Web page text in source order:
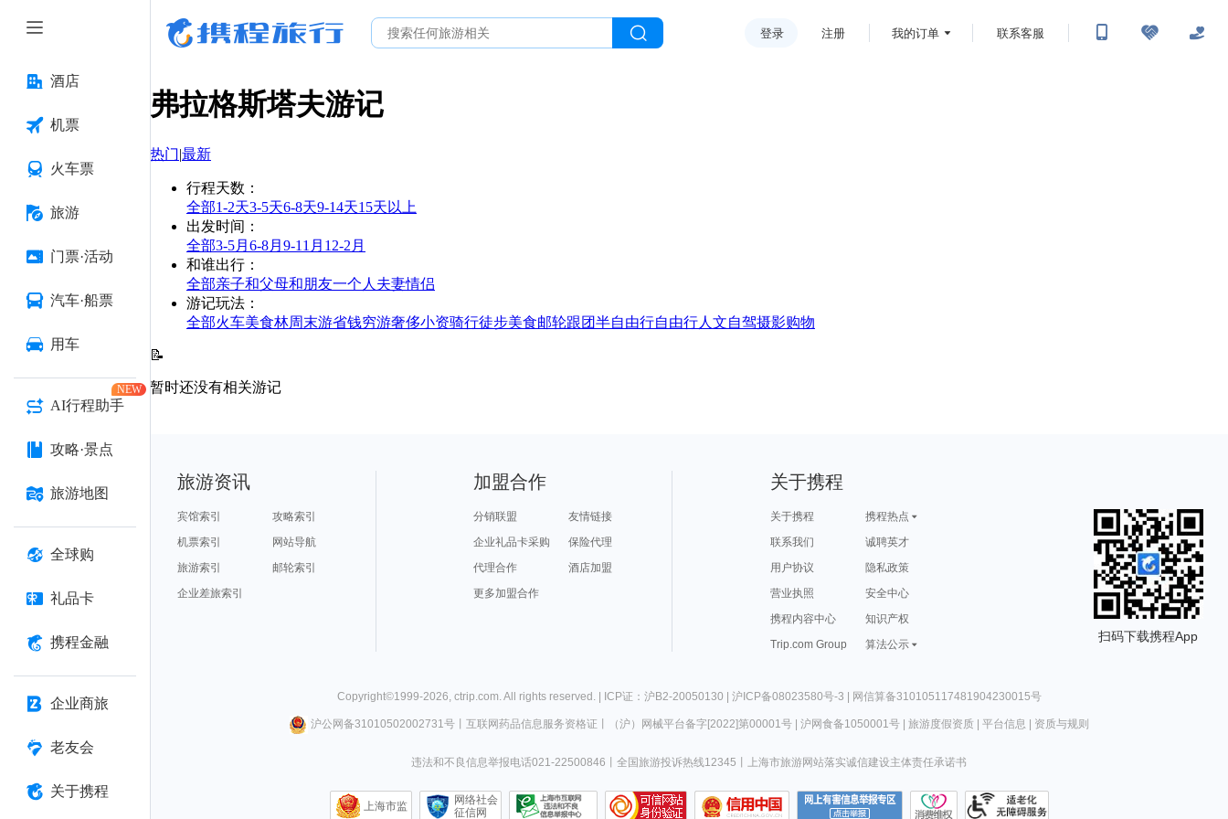
酒店
机票
火车票
旅游
门票·活动
汽车·船票
用车
AI行程助手
NEW
攻略·景点
旅游地图
全球购
礼品卡
携程金融
企业商旅
老友会
关于携程
登录 注册 我的订单 联系客服
弗拉格斯塔夫游记
热门|最新
行程天数 ：
全部1-2天3-5天6-8天9-14天15天以上
出发时间 ：
全部3-5月 6-8月 9-11月 12-2月
和谁出行 ：
全部亲子和父母和朋友一个人 夫妻情侣
游记玩法 ：
全部火车美食林周末游省钱穷游奢侈小资骑行徒步美食邮轮跟团半自由行自由行人文自驾摄影购物
📝
暂时还没有相关游记
旅游资讯
宾馆索引
攻略索引
机票索引
网站导航
旅游索引
邮轮索引
企业差旅索引
加盟合作
分销联盟
友情链接
企业礼品卡采购
保险代理
代理合作
酒店加盟
更多加盟合作
关于携程
关于携程
携程热点
联系我们
诚聘英才
用户协议
隐私政策
营业执照
安全中心
携程内容中心
知识产权
Trip.com Group
算法公示
扫码下载携程App
Copyright©1999-2026, ctrip.com. All rights reserved. | ICP证：沪B2-20050130 | 沪ICP备08023580号-3 | 网信算备310105117481904230015号
沪公网备31010502002731号丨 互联网药品信息服务资格证 （沪）网械平台备字[2022]第00001号| 沪网食备1050001号| 旅游度假资质| 平台信息 资质与规则
违法和不良信息举报电话021-22500846 全国旅游投诉热线12345 上海市旅游网站落实诚信建设主体责任承诺书
上海市监
网络社会
征信网